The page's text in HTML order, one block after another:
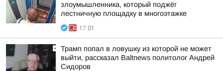
злоумышленника, который поджёг
лестничную площадку в многоэтажке
17:01
Трамп попал в ловушку из которой не может
выйти, рассказал Baltnews политолог Андрей
Сидоров